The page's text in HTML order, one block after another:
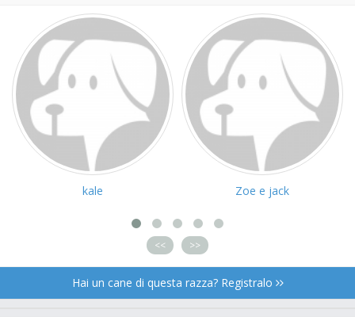
kale Zoe e jack
<< >>
Hai un cane di questa razza? Registralo